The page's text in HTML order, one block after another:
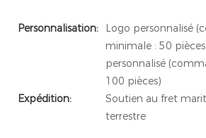
Personnalisation:
Logo personnalisé
minimale : 50
personnalisé
100 pièces)
Expédition:
Soutien au fret
terrestre